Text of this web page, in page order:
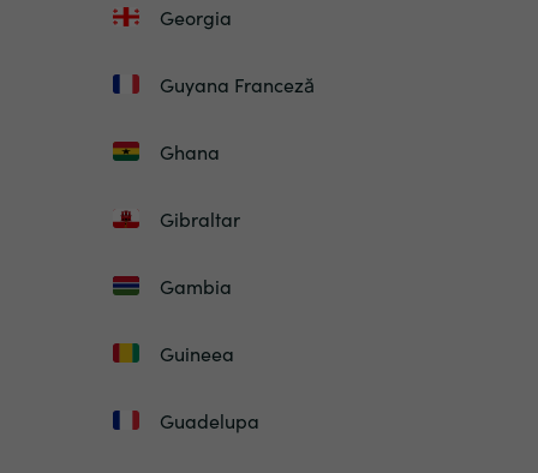
Georgia
Guyana Franceză
Ghana
Gibraltar
Gambia
Guineea
Guadelupa